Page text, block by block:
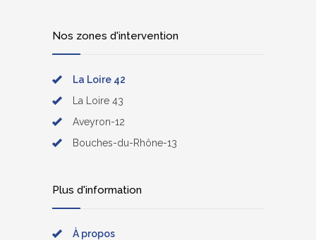
Nos zones d'intervention
La Loire 42
La Loire 43
Aveyron-12
Bouches-du-Rhône-13
Plus d'information
À propos